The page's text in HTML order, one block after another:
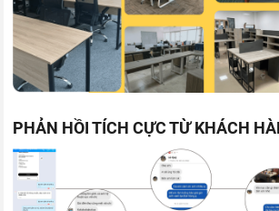
PHẢN HỒI TÍCH CỰC TỪ KHÁCH